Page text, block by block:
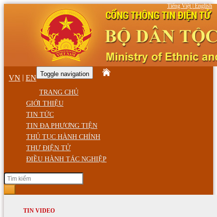
Tiếng Việt| English
VN | EN Toggle navigation
TRANG CHỦ
GIỚI THIỆU
TIN TỨC
TIN ĐA PHƯƠNG TIỆN
THỦ TỤC HÀNH CHÍNH
THƯ ĐIỆN TỬ
ĐIỀU HÀNH TÁC NGHIỆP
GIỚI THIỆU
TIN HOẠT ĐỘNG
TIN VIDEO